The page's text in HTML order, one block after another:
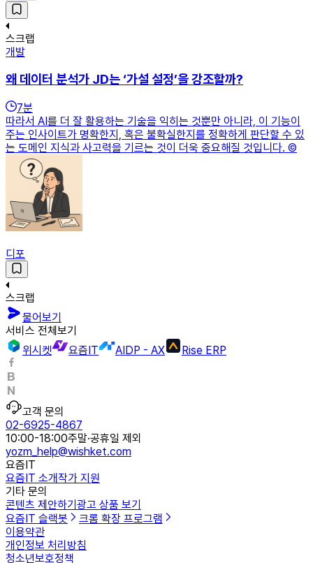
스크랩
개발
왜 데이터 분석가 JD는 ‘가설 설정’을 강조할까?
7분
따라서 AI를 더 잘 활용하는 기술을 익히는 것뿐만 아니라, 이 기능이
주는 인사이트가 명확한지, 혹은 불확실한지를 정확하게 판단할 수 있
는 도메인 지식과 사고력을 기르는 것이 더욱 중요해질 것입니다. ©️
디포
스크랩
물어보기
서비스 전체보기
위시켓
요즘IT AIDP - AX Rise ERP
고객 문의
02-6925-4867
10:00-18:00주말·공휴일 제외
yozm_help@wishket.com
요즘IT
요즘IT 소개작가 지원
기타 문의
콘텐츠 제안하기 광고 상품 보기
요즘IT 슬랙봇
크롬 확장 프로그램
이용약관
개인정보 처리방침
청소년보호정책